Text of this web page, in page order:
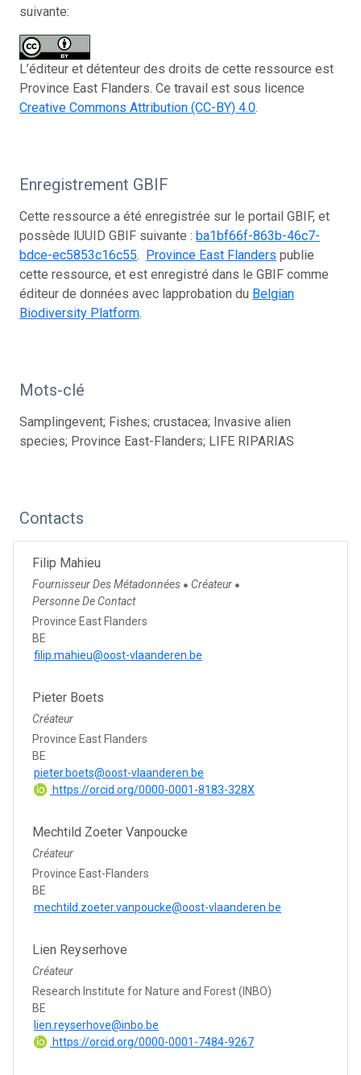
suivante:
L’éditeur et détenteur des droits de cette ressource est
Province East Flanders. Ce travail est sous licence
Creative Commons Attribution (CC-BY) 4.0.
Enregistrement GBIF
Cette ressource a été enregistrée sur le portail GBIF, et
possède lUUID GBIF suivante : ba1bf66f-863b-46c7-
bdce-ec5853c16c55. Province East Flanders publie
cette ressource, et est enregistré dans le GBIF comme
éditeur de données avec lapprobation du Belgian
Biodiversity Platform.
Mots-clé
Samplingevent; Fishes; crustacea; Invasive alien
species; Province East-Flanders; LIFE RIPARIAS
Contacts
Filip Mahieu
Fournisseur Des Métadonnées ● Créateur ●
Personne De Contact
Province East Flanders
BE
filip.mahieu@oost-vlaanderen.be
Pieter Boets
Créateur
Province East Flanders
BE
pieter.boets@oost-vlaanderen.be
https://orcid.org/0000-0001-8183-328X
Mechtild Zoeter Vanpoucke
Créateur
Province East-Flanders
BE
mechtild.zoeter.vanpoucke@oost-vlaanderen.be
Lien Reyserhove
Créateur
Research Institute for Nature and Forest (INBO)
BE
lien.reyserhove@inbo.be
https://orcid.org/0000-0001-7484-9267